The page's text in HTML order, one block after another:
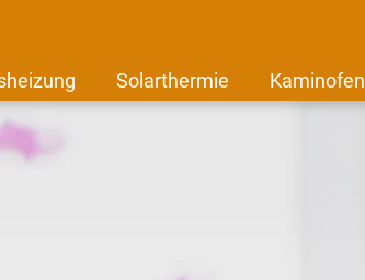
Solarthermie Kaminofen